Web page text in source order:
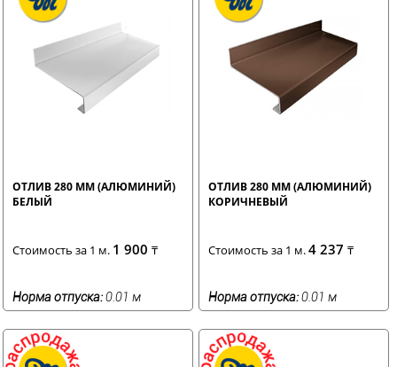
ОТЛИВ 280 ММ (АЛЮМИНИЙ)
БЕЛЫЙ
Стоимость за 1 м. 1 900 ₸
Норма отпуска:0.01 м
ОТЛИВ 280 ММ (АЛЮМИНИЙ)
КОРИЧНЕВЫЙ
Стоимость за 1 м.4 237₸
Норма отпуска:0.01 м